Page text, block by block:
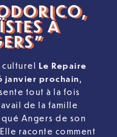
À
Le Repaire
janvier prochain,
tout à la fois
de la famille
Angers de son
raconte comment